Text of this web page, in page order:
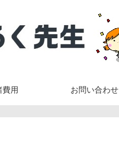
費用 お問い合わせ